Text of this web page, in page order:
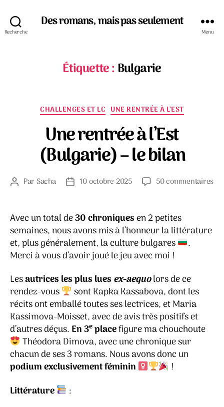
Recherche
Des romans, mais pas seulement
Menu
Étiquette :Bulgarie
Catégories
CHALLENGES ET LC UNE RENTRÉE À L'EST
Une rentrée à l’Est
(Bulgarie) – le bilan
Auteur
ParSacha
Date10 octobre 2025 50 commentairessur
Avec un total de30 chroniquesen 2 petites
semaines, nous avons mis à l’honneur la littérature
et, plus généralement, la culture bulgares
.
Merci à vous d’avoir joué le jeu avec moi !
Lesautrices les plus luesex-aequolors de ce
rendez-vous
sont Kapka Kassabova, dont les
récits ont emballé toutes ses lectrices, et Maria
Kassimova-Moisset, avec de avis très positifs et
d’autres déçus. En 3eplacefigure ma chouchoute
Théodora Dimova, avec une chronique sur
chacun de ses 3 romans. Nous avons donc un
podium exclusivement féminin
!
Littérature
: